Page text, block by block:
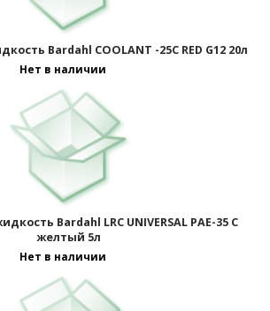
Bardahl COOLANT -25C RED G12 20л
Нет в наличии
Bardahl LRC UNIVERSAL PAE-35 C
желтый 5л
Нет в наличии